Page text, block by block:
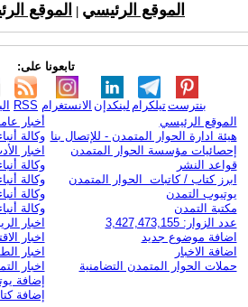
الموقع الرئيسي الموقع
تابعونا على:
RSS الانستغرام لينكدإن تيلكرامبنترست
الموقع الرئيسي
هيئة ادارة الحوار المتمدن - للإتصال بنا
إحصائيات مؤسسة الحوار المتمدن
قواعد النشر
ابرز كتاب / كاتبات الحوار المتمدن
يوتيوب التمدن
مكتبة التمدن
عدد الزوار: 3,427,473,155
اضافة موضوع جديد
اضافة الاخبار
حملات الحوار المتمدن التضامنية
أخبار
وكالة
اخبار
وكالة
وكالة
وكالة
وكالة
اخبار
اخبار
اخبار
اخبار
إضافة
إضافة